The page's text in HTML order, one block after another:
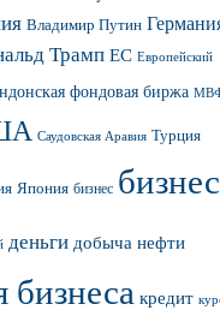
Владимир Путин
ТрампЕС Европейский
фондовая биржа
Саудовская Аравия Турция
Япония бизнес бизнес
деньги добыча нефти
бизнеса кредит